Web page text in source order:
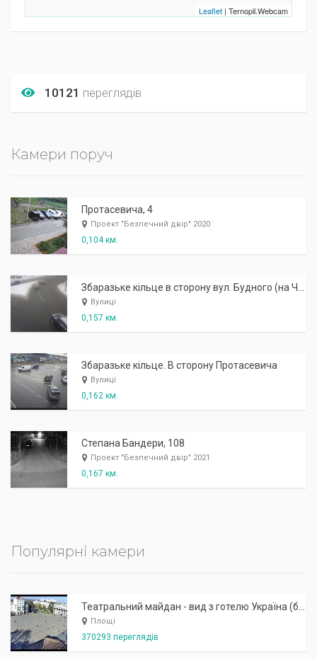
Leaflet | Ternopil.Webcam
10121 переглядів
Камери поруч
Протасевича, 4
Проект "Безпечний двір" 2020
0,104 км.
Вулиці
0,157 км.
Збаразьке кільце. В сторону Протасевича
Вулиці
0,162 км.
Степана Бандери, 108
Проект "Безпечний двір" 2021
0,167 км.
Популярні камери
Площі
370293 переглядів